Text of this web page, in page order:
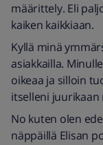
määrittely. Eli
kaiken kaikkiaan.
Kyllä minä
asiakkailla.
oikeaa ja silloin
itselleni juurikaan
No kuten olen
näppäillä Elisan